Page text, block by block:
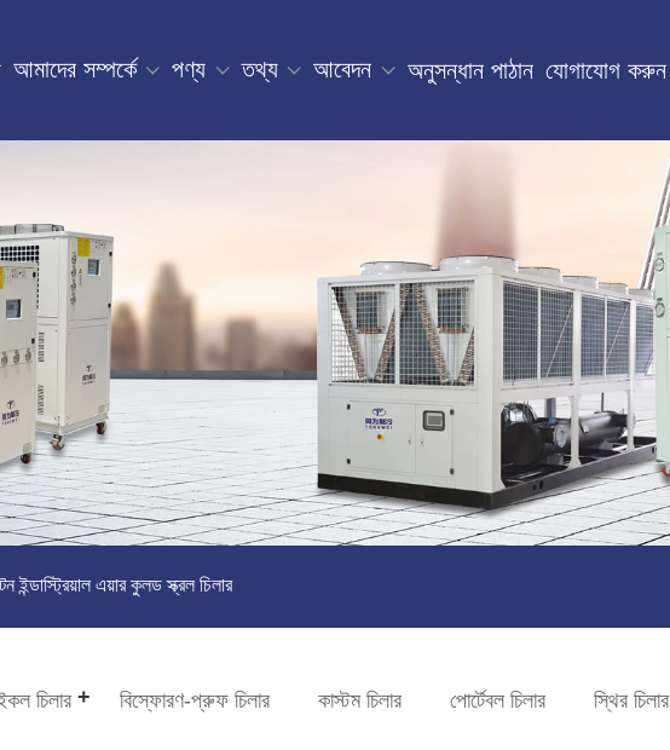
আমাদের সম্পর্কে পণ্য তথ্য আবেদন অনুসন্ধান পাঠান যোগাযোগ করুন
ইন্ডাস্ট্রিয়াল এয়ার কুলড স্ক্রল চিলার
চিলার বিস্ফোরণ-প্রুফ চিলার কাস্টম চিলার পোর্টেবল চিলার স্থির চিলার